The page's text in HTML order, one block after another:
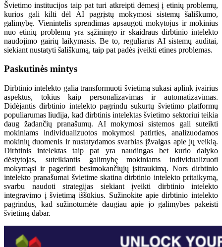
Švietimo institucijos taip pat turi atkreipti dėmesį į etinių problemų,
kurios gali kilti dėl AI pagrįstų mokymosi sistemų šališkumo,
galimybę. Vienintelis sprendimas apsaugoti mokytojus ir mokinius
nuo etinių problemų yra sąžiningo ir skaidraus dirbtinio intelekto
naudojimo gairių laikymasis. Be to, reguliarūs AI sistemų auditai,
siekiant nustatyti šališkumą, taip pat padės įveikti etines problemas.
Paskutinės mintys
Dirbtinio intelekto galia transformuoti švietimą sukasi aplink įvairius
aspektus, tokius kaip personalizavimas ir automatizavimas.
Didėjantis dirbtinio intelekto pagrindu sukurtų švietimo platformų
populiarumas liudija, kad dirbtinis intelektas švietimo sektoriui teikia
daug žadančių pranašumų. AI mokymosi sistemos gali suteikti
mokiniams individualizuotos mokymosi patirties, analizuodamos
mokinių duomenis ir nustatydamos svarbias įžvalgas apie jų veiklą.
Dirbtinis intelektas taip pat yra naudingas bet kurio dalyko
dėstytojas, suteikiantis galimybę mokiniams individualizuoti
mokymąsi ir pagerinti besimokančiųjų įsitraukimą. Nors dirbtinio
intelekto pranašumai švietime skatina dirbtinio intelekto pritaikymą,
svarbu naudoti strategijas siekiant įveikti dirbtinio intelekto
integravimo į švietimą iššūkius. Sužinokite apie dirbtinio intelekto
pagrindus, kad sužinotumėte daugiau apie jo galimybes pakeisti
švietimą dabar.